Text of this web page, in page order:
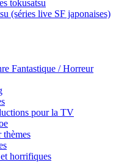
tokusatsu
(séries live SF japonaises)
Fantastique / Horreur
pour la TV
thèmes
horrifiques